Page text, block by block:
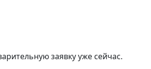
заявку уже сейчас.